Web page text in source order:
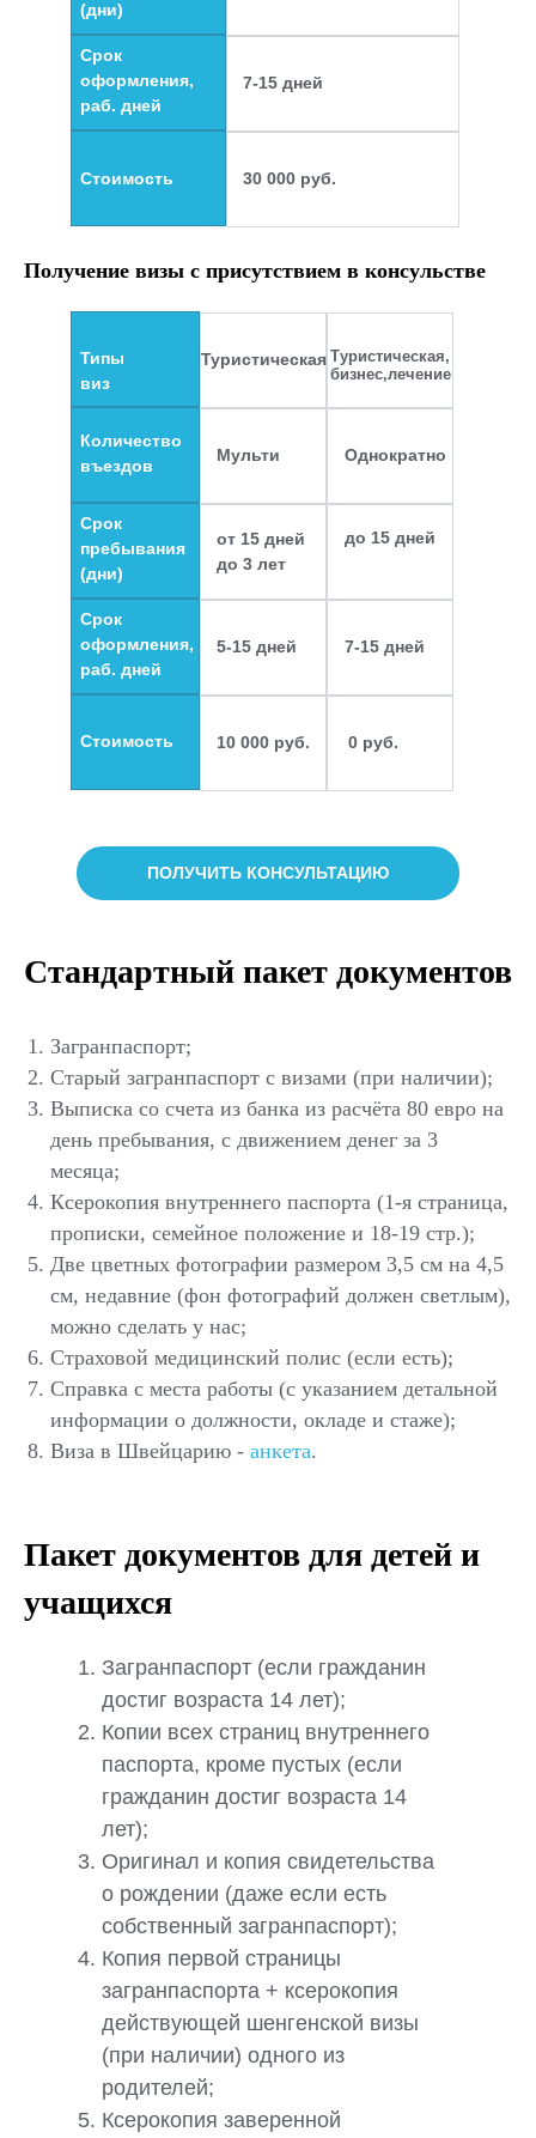
30 000 руб.
Стоимость
Срок
оформления,
раб. дней
7-15 дней
(дни)
Получение визы с присутствием в консульстве
Однократно
10 000 руб. 0 руб.
5-15 дней
Стоимость
Срок
оформления,
раб. дней
Мульти
7-15 дней
от 15 дней
до 3 лет
Срок
пребывания
(дни)
Количество
въездов
до 15 дней
Туристическая,
бизнес,лечение
Туристическая
Типы
виз
ПОЛУЧИТЬ КОНСУЛЬТАЦИЮ
Стандартный пакет документов
Загранпаспорт;
Старый загранпаспорт с визами (при наличии);
Выписка со счета из банка из расчёта 80 евро на
день пребывания, с движением денег за 3
месяца;
Ксерокопия внутреннего паспорта (1-я страница,
прописки, семейное положение и 18-19 стр.);
Две цветных фотографии размером 3,5 см на 4,5
см, недавние (фон фотографий должен светлым),
можно сделать у нас;
Страховой медицинский полис (если есть);
Справка с места работы (с указанием детальной
информации о должности, окладе и стаже);
Виза в Швейцарию - анкета.
Пакет документов для детей и
учащихся
Загранпаспорт (если гражданин
достиг возраста 14 лет);
Копии всех страниц внутреннего
паспорта, кроме пустых (если
гражданин достиг возраста 14
лет);
Оригинал и копия свидетельства
о рождении (даже если есть
собственный загранпаспорт);
Копия первой страницы
загранпаспорта + ксерокопия
действующей шенгенской визы
(при наличии) одного из
родителей;
Ксерокопия заверенной